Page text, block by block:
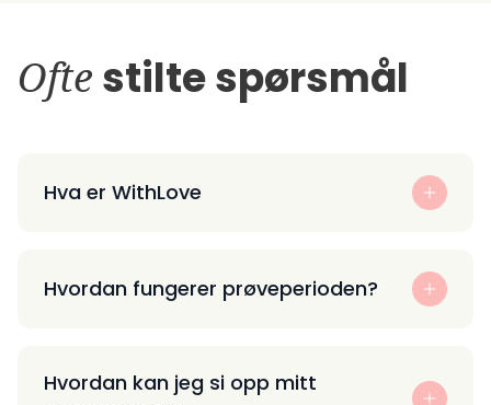
Ofte stilte spørsmål
Hva er WithLove
Hvordan fungerer prøveperioden?
Hvordan kan jeg si opp mitt